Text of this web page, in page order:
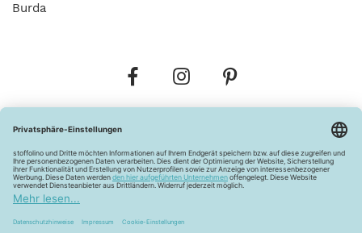
Burda
Widerrufsbelehrung Vertrag widerrufen
Barrierefreiheitserklärung